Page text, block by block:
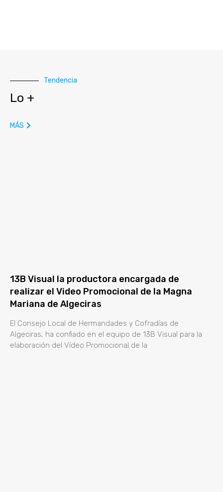
Tendencia
Lo +
MÁS
13B Visual la productora encargada de
realizar el Video Promocional de la Magna
Mariana de Algeciras
El Consejo Local de Hermandades y Cofradías de
Algeciras, ha confiado en el equipo de 13B Visual para la
elaboración del Vídeo Promocional de la